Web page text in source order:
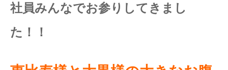
社員みんなでお参りしてきまし
た！！